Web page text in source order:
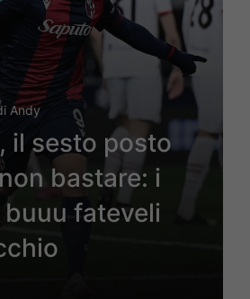
Andy
il sesto posto
bastare: i
fateveli